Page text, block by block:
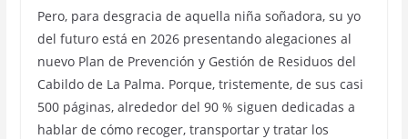
Pero, para desgracia de aquella niña soñadora, su yo
del futuro está en 2026 presentando alegaciones al
nuevo Plan de Prevención y Gestión de Residuos del
Cabildo de La Palma. Porque, tristemente, de sus casi
500 páginas, alrededor del 90 % siguen dedicadas a
hablar de cómo recoger, transportar y tratar los